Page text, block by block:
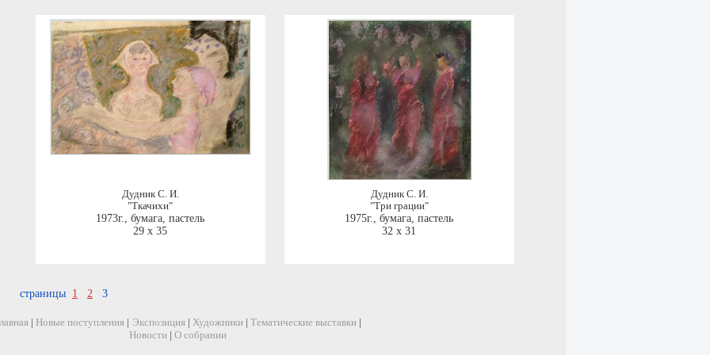
Дудник С. И.
"Ткачихи"
1973г., бумага, пастель
29 x 35
Дудник С. И.
"Три грации"
1975г., бумага, пастель
32 x 31
страницы 1 2 3
Новые поступления Экспозиция Художники Тематические выставки
Новости
О собрании